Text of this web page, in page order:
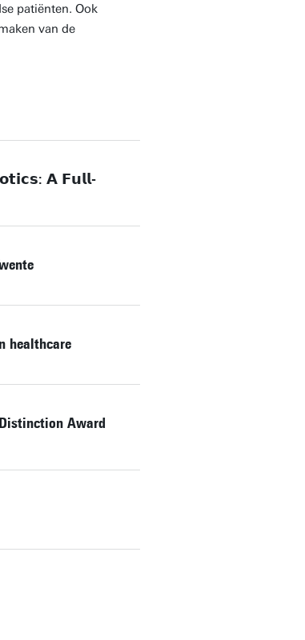
patiënten. Ook
van de
𝗔 𝗙𝘂𝗹𝗹-
healthcare
Award